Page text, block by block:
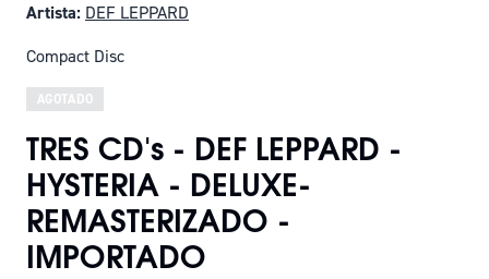
Artista: DEF LEPPARD
Compact Disc
AGOTADO
TRES CD's - DEF LEPPARD -
HYSTERIA - DELUXE-
REMASTERIZADO -
IMPORTADO